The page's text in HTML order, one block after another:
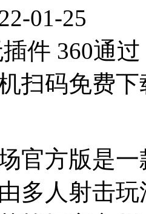
01-25
件 360通过
扫码免费下
官方版是
多人射击